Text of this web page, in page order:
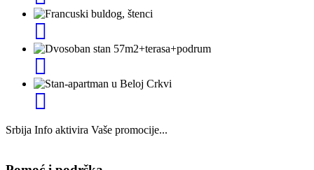
Srbija Info aktivira Vaše promocije...